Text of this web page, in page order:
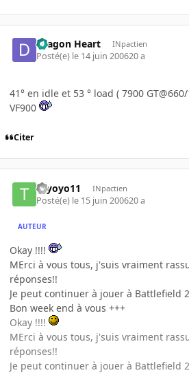
Dragon Heart INpactien
Posté(e) le 14 juin 200620 a
41° en idle et 53 ° load ( 7900
VF900
Citer
toyoyo11 INpactien
Posté(e) le 15 juin 200620 a
AUTEUR
Okay !!!!
MErci à vous tous, j'suis vraiment
réponses!!
Je peut continuer à jouer à Battlefield
Bon week end à vous +++
Okay !!!!
MErci à vous tous, j'suis vraiment
réponses!!
Je peut continuer à jouer à Battlefield